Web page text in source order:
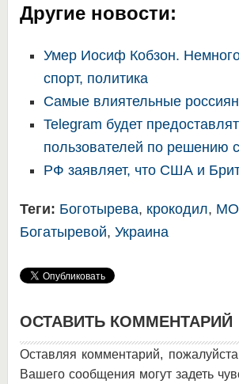
Другие новости:
Умер Иосиф Кобзон.
спорт, политика
Самые влиятельные
Telegram будет
пользователей по решению
РФ заявляет, что США и
Теги: Боготырева, крокодил,
Богатыревой, Украина
ОСТАВИТЬ КОММЕНТАРИЙ
Оставляя комментарий,
Вашего сообщения могут задеть